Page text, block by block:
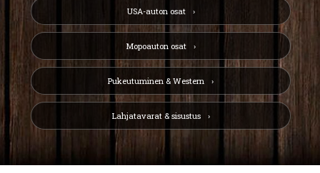
USA-auton osat
Mopoauton osat
Pukeutuminen & Western
Lahjatavarat & sisustus